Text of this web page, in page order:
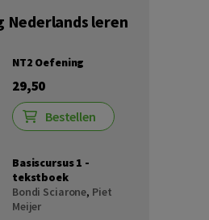
Nederlands leren
NT2 Oefening
29,50
Bestellen
Basiscursus 1 -
tekstboek
Bondi Sciarone, Piet
Meijer